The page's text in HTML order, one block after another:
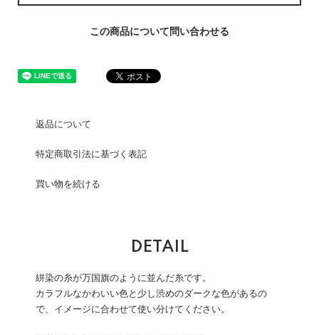
この商品について問い合わせる
返品について
特定商取引法に基づく表記
買い物を続ける
DETAIL
絣染の糸が万国旗のように並んだ糸です。
カラフルなかわいい色と少し渋めのダークな色があるの
で、イメージに合わせて使い分けてください。